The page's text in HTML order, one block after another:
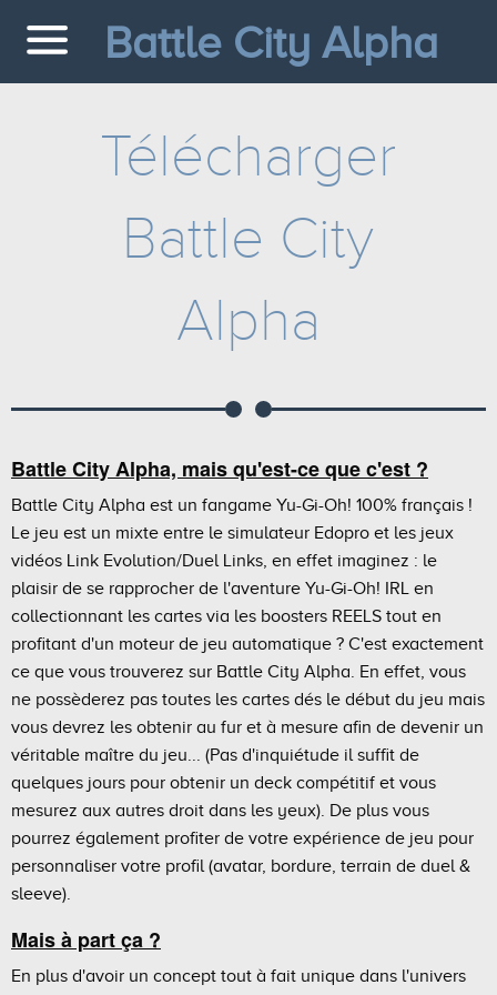
Battle City Alpha
Télécharger
Battle City
Alpha
Battle City Alpha, mais qu'est-ce que c'est ?
Battle City Alpha est un fangame Yu-Gi-Oh! 100% français !
Le jeu est un mixte entre le simulateur Edopro et les jeux
vidéos Link Evolution/Duel Links, en effet imaginez : le
plaisir de se rapprocher de l'aventure Yu-Gi-Oh! IRL en
collectionnant les cartes via les boosters REELS tout en
profitant d'un moteur de jeu automatique ? C'est exactement
ce que vous trouverez sur Battle City Alpha. En effet, vous
ne possèderez pas toutes les cartes dés le début du jeu mais
vous devrez les obtenir au fur et à mesure afin de devenir un
véritable maître du jeu... (Pas d'inquiétude il suffit de
quelques jours pour obtenir un deck compétitif et vous
mesurez aux autres droit dans les yeux). De plus vous
pourrez également profiter de votre expérience de jeu pour
personnaliser votre profil (avatar, bordure, terrain de duel &
sleeve).
Mais à part ça ?
En plus d'avoir un concept tout à fait unique dans l'univers